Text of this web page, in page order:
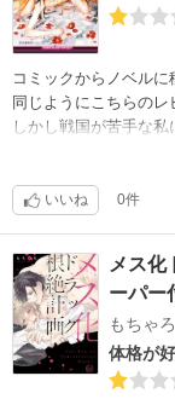
コミックからノベルに
同じようにこちらのレ
しかし戦国が苦手な私
誰が主人公かも、愛
好きになれませんでし
いいね 0件
メス化
ーパー
もちゃろ
体格が